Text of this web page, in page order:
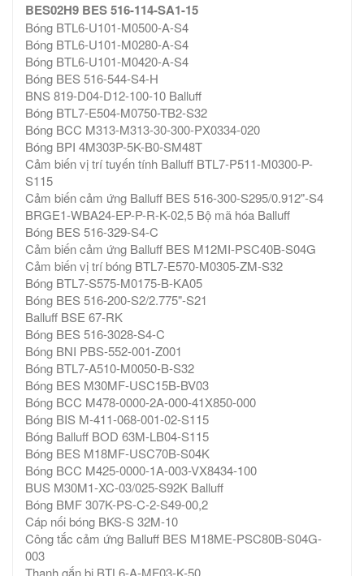
BES02H9 BES 516-114-SA1-15
Bóng BTL6-U101-M0500-A-S4
Bóng BTL6-U101-M0280-A-S4
Bóng BTL6-U101-M0420-A-S4
Bóng BES 516-544-S4-H
BNS 819-D04-D12-100-10 Balluff
Bóng BTL7-E504-M0750-TB2-S32
Bóng BCC M313-M313-30-300-PX0334-020
Bóng BPI 4M303P-5K-B0-SM48T
Cảm biến vị trí tuyến tính Balluff BTL7-P511-M0300-P-
S115
Cảm biến cảm ứng Balluff BES 516-300-S295/0.912"-S4
BRGE1-WBA24-EP-P-R-K-02,5 Bộ mã hóa Balluff
Bóng BES 516-329-S4-C
Cảm biến cảm ứng Balluff BES M12MI-PSC40B-S04G
Cảm biến vị trí bóng BTL7-E570-M0305-ZM-S32
Bóng BTL7-S575-M0175-B-KA05
Bóng BES 516-200-S2/2.775"-S21
Balluff BSE 67-RK
Bóng BES 516-3028-S4-C
Bóng BNI PBS-552-001-Z001
Bóng BTL7-A510-M0050-B-S32
Bóng BES M30MF-USC15B-BV03
Bóng BCC M478-0000-2A-000-41X850-000
Bóng BIS M-411-068-001-02-S115
Bóng Balluff BOD 63M-LB04-S115
Bóng BES M18MF-USC70B-S04K
Bóng BCC M425-0000-1A-003-VX8434-100
BUS M30M1-XC-03/025-S92K Balluff
Bóng BMF 307K-PS-C-2-S49-00,2
Cáp nối bóng BKS-S 32M-10
Công tắc cảm ứng Balluff BES M18ME-PSC80B-S04G-
003
Thanh gắn bi BTL6-A-MF03-K-50